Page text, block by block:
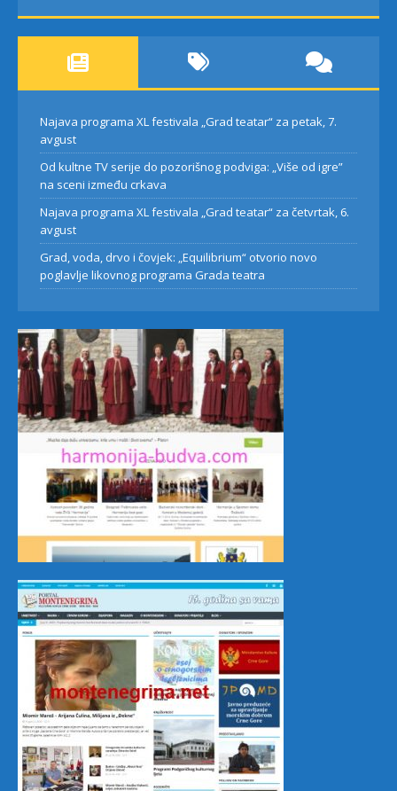
Najava programa XL festivala „Grad teatar“ za petak, 7.
avgust
Od kultne TV serije do pozorišnog podviga: „Više od igre”
na sceni između crkava
Najava programa XL festivala „Grad teatar“ za četvrtak, 6.
avgust
Grad, voda, drvo i čovjek: „Equilibrium“ otvorio novo
poglavlje likovnog programa Grada teatra